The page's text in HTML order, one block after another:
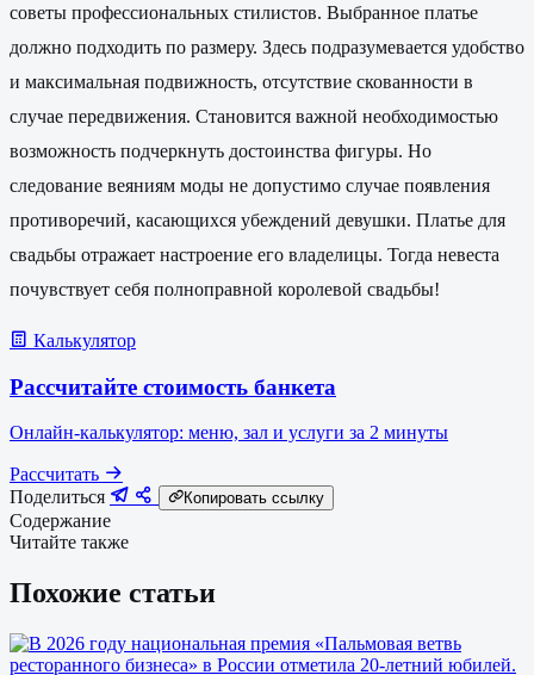
советы профессиональных стилистов. Выбранное платье
должно подходить по размеру. Здесь подразумевается удобство
и максимальная подвижность, отсутствие скованности в
случае передвижения. Становится важной необходимостью
возможность подчеркнуть достоинства фигуры. Но
следование веяниям моды не допустимо случае появления
противоречий, касающихся убеждений девушки. Платье для
свадьбы отражает настроение его владелицы. Тогда невеста
почувствует себя полноправной королевой свадьбы!
Калькулятор
Рассчитайте стоимость банкета
Онлайн-калькулятор: меню, зал и услуги за 2 минуты
Рассчитать
Поделиться
Копировать ссылку
Содержание
Читайте также
Похожие статьи